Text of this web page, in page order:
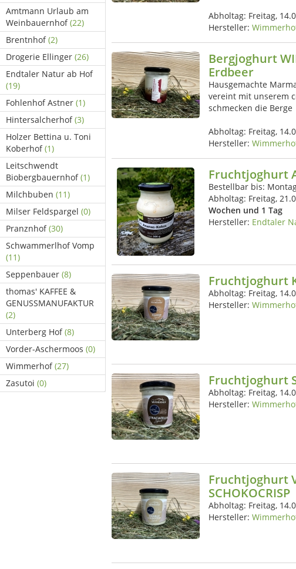
Amtmann Urlaub am
Weinbauernhof(22)
Brentnhof(2)
Drogerie Ellinger (26)
Endtaler Natur ab Hof
(19)
Fohlenhof Astner (1)
Hintersalcherhof(3)
Holzer Bettina u. Toni
Koberhof(1)
Leitschwendt
Biobergbauernhof(1)
Milchbuben (11)
Milser Feldspargel (0)
Pranznhof(30)
Schwammerlhof Vomp
(11)
Seppenbauer (8)
thomas' KAFFEE &
GENUSSMANUFAKTUR
(2)
Unterberg Hof(8)
Vorder-Aschermoos (0)
Wimmerhof(27)
Zasutoi (0)
Abholtag: Freitag,
Hersteller:
Bergjoghurt
Erdbeer
Hausgemachte
vereint mit unserem
schmecken die Berge
Abholtag: Freitag,
Hersteller:
Fruchtjoghurt
Bestellbar bis:
Abholtag: Freitag,
Wochen und 1 Tag
Hersteller: Endtaler
Fruchtjoghurt
Abholtag: Freitag,
Hersteller:
Fruchtjoghurt
Abholtag: Freitag,
Hersteller:
Fruchtjoghurt
SCHOKOCRISP
Abholtag: Freitag,
Hersteller: